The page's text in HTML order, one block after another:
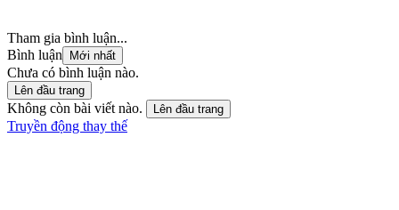
Tham gia bình luận...
Bình luận
Mới nhất
Chưa có bình luận nào.
Lên đầu trang
Không còn bài viết nào. Lên đầu trang
Truyền động thay thế